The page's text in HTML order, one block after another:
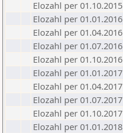
Elozahl per 01.10.2015
Elozahl per 01.01.2016
Elozahl per 01.04.2016
Elozahl per 01.07.2016
Elozahl per 01.10.2016
Elozahl per 01.01.2017
Elozahl per 01.04.2017
Elozahl per 01.07.2017
Elozahl per 01.10.2017
Elozahl per 01.01.2018